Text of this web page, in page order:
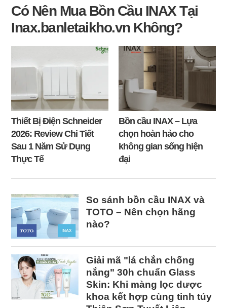
Có Nên Mua Bồn Cầu INAX Tại
Inax.banletaikho.vn Không?
Thiết Bị Điện Schneider
2026: Review Chi Tiết
Sau 1 Năm Sử Dụng
Thực Tế
Bồn cầu INAX – Lựa
chọn hoàn hảo cho
không gian sống hiện
đại
So sánh bồn cầu INAX và
TOTO – Nên chọn hãng
nào?
Giải mã "lá chắn chống
nắng" 30h chuẩn Glass
Skin: Khi màng lọc dược
khoa kết hợp cùng tinh túy